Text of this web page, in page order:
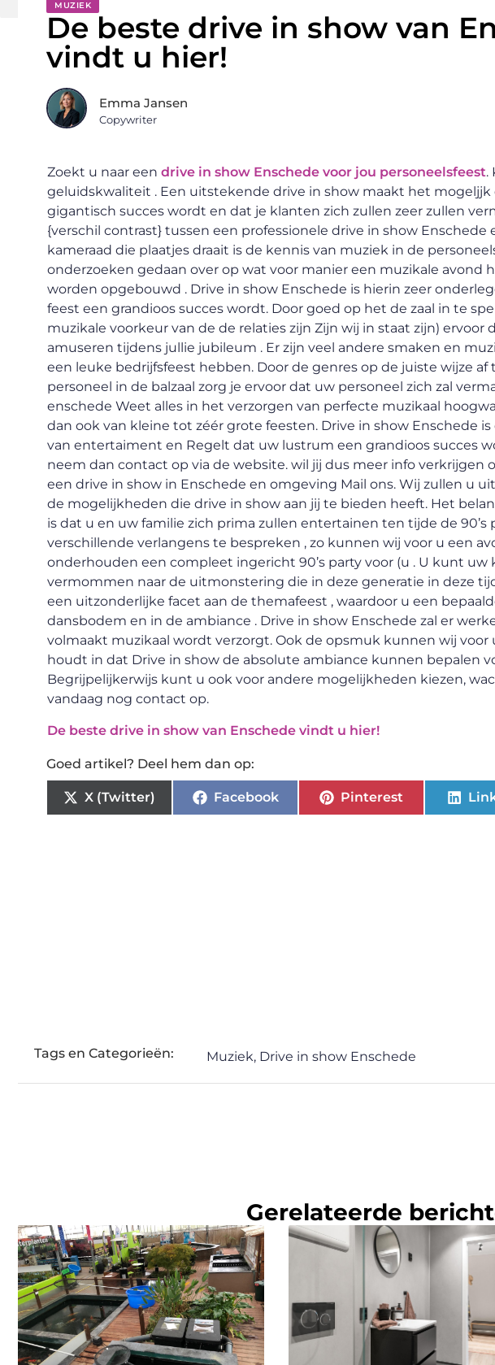
MUZIEK
De beste drive in show van
vindt u hier!
Emma Jansen
Copywriter
Zoekt u naar een drive in show Enschede voor jou personeelsfeest.
geluidskwaliteit . Een uitstekende drive in show maakt het mogeljjk
gigantisch succes wordt en dat je klanten zich zullen zeer zullen
{verschil contrast} tussen een professionele drive in show Enschede
kameraad die plaatjes draait is de kennis van muziek in de
onderzoeken gedaan over op wat voor manier een muzikale avond
worden opgebouwd . Drive in show Enschede is hierin zeer
feest een grandioos succes wordt. Door goed op het de zaal in te
muzikale voorkeur van de de relaties zijn Zijn wij in staat zijn) ervoor
amuseren tijdens jullie jubileum . Er zijn veel andere smaken en
een leuke bedrijfsfeest hebben. Door de genres op de juiste wijze
personeel in de balzaal zorg je ervoor dat uw personeel zich zal
enschede Weet alles in het verzorgen van perfecte muzikaal
dan ook van kleine tot zéér grote feesten. Drive in show Enschede
van entertaiment en Regelt dat uw lustrum een grandioos succes
neem dan contact op via de website. wil jij dus meer info verkrijgen
een drive in show in Enschede en omgeving Mail ons. Wij zullen u
de mogelijkheden die drive in show aan jij te bieden heeft. Het
is dat u en uw familie zich prima zullen entertainen ten tijde de 90’s
verschillende verlangens te bespreken , zo kunnen wij voor u een
onderhouden een compleet ingericht 90’s party voor (u . U kunt uw
vermommen naar de uitmonstering die in deze generatie in deze
een uitzonderlijke facet aan de themafeest , waardoor u een
dansbodem en in de ambiance . Drive in show Enschede zal er
volmaakt muzikaal wordt verzorgt. Ook de opsmuk kunnen wij voor
houdt in dat Drive in show de absolute ambiance kunnen bepalen
Begrijpelijkerwijs kunt u ook voor andere mogelijkheden kiezen,
vandaag nog contact op.
De beste drive in show van Enschede vindt u hier!
Goed artikel? Deel hem dan op:
X (Twitter) Facebook Pinterest
Tags en Categorieën: Muziek, Drive in show Enschede
Gerelateerde